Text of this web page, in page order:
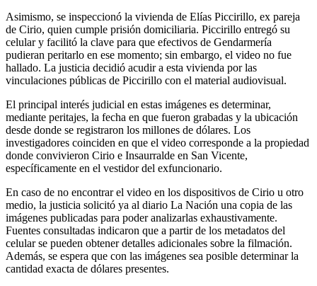
Asimismo, se inspeccionó la vivienda de Elías Piccirillo, ex pareja
de Cirio, quien cumple prisión domiciliaria. Piccirillo entregó su
celular y facilitó la clave para que efectivos de Gendarmería
pudieran peritarlo en ese momento; sin embargo, el video no fue
hallado. La justicia decidió acudir a esta vivienda por las
vinculaciones públicas de Piccirillo con el material audiovisual.
El principal interés judicial en estas imágenes es determinar,
mediante peritajes, la fecha en que fueron grabadas y la ubicación
desde donde se registraron los millones de dólares. Los
investigadores coinciden en que el video corresponde a la propiedad
donde convivieron Cirio e Insaurralde en San Vicente,
específicamente en el vestidor del exfuncionario.
En caso de no encontrar el video en los dispositivos de Cirio u otro
medio, la justicia solicitó ya al diario La Nación una copia de las
imágenes publicadas para poder analizarlas exhaustivamente.
Fuentes consultadas indicaron que a partir de los metadatos del
celular se pueden obtener detalles adicionales sobre la filmación.
Además, se espera que con las imágenes sea posible determinar la
cantidad exacta de dólares presentes.